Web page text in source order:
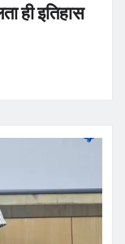
ही इतिहास